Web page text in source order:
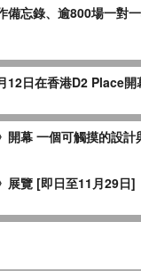
備忘錄、逾800場一對
12日在香港D2 Place開
開幕 一個可觸摸的設計
象》展覽 [即日至